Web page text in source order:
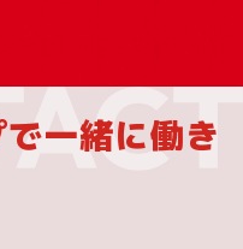
一緒に働き